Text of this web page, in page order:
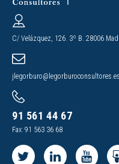
C/ Velázquez, 126. 3º B. 28006
jlegorburo@legorburoconsultores.es
91 561 44 67
Fax: 91 563 36 68